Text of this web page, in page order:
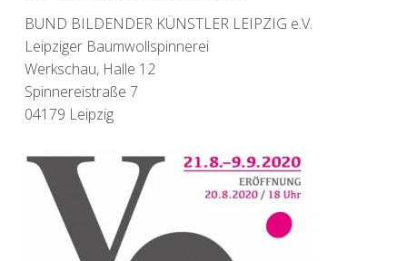
BUND BILDENDER KÜNSTLER LEIPZIG e.V.
Leipziger Baumwollspinnerei
Werkschau, Halle 12
Spinnereistraße 7
04179 Leipzig